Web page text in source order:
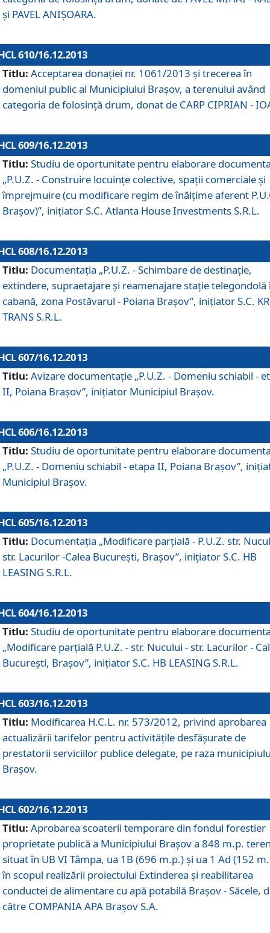
şi PAVEL ANIŞOARA.
610/16.12.2013
Titlu: Acceptarea donaţiei nr. 1061/2013 şi trecerea în
domeniul public al Municipiului Braşov, a terenului având
categoria de folosinţă drum, donat de CARP CIPRIAN -
609/16.12.2013
Titlu: Studiu de oportunitate pentru elaborare
„P.U.Z. - Construire locuinţe colective, spaţii comerciale şi
împrejmuire (cu modificare regim de înălţime aferent
Braşov)”, iniţiator S.C. Atlanta House Investments S.R.L.
608/16.12.2013
Titlu: Documentaţia „P.U.Z. - Schimbare de destinaţie,
extindere, supraetajare şi reamenajare staţie telegondolă
cabană, zona Postăvarul - Poiana Braşov”, iniţiator S.C.
TRANS S.R.L.
607/16.12.2013
Titlu: Avizare documentaţie „P.U.Z. - Domeniu schiabil -
II, Poiana Braşov”, iniţiator Municipiul Braşov.
606/16.12.2013
Titlu: Studiu de oportunitate pentru elaborare
„P.U.Z. - Domeniu schiabil - etapa II, Poiana Braşov”,
Municipiul Braşov.
605/16.12.2013
Titlu: Documentaţia „Modificare parţială - P.U.Z. str.
str. Lacurilor -Calea Bucureşti, Braşov”, iniţiator S.C. HB
LEASING S.R.L.
604/16.12.2013
Titlu: Studiu de oportunitate pentru elaborare
„Modificare parţială P.U.Z. - str. Nucului - str. Lacurilor -
Bucureşti, Braşov”, iniţiator S.C. HB LEASING S.R.L.
603/16.12.2013
Titlu: Modificarea H.C.L. nr. 573/2012, privind aprobarea
actualizării tarifelor pentru activităţile desfăşurate de
prestatorii serviciilor publice delegate, pe raza
Braşov.
602/16.12.2013
Titlu: Aprobarea scoaterii temporare din fondul forestier
proprietate publică a Municipiului Braşov a 848 m.p.
situat în UB VI Tâmpa, ua 1B (696 m.p.) şi ua 1 Ad (152
în scopul realizării proiectului Extinderea şi reabilitarea
conductei de alimentare cu apă potabilă Braşov - Săcele,
către COMPANIA APA Braşov S.A.